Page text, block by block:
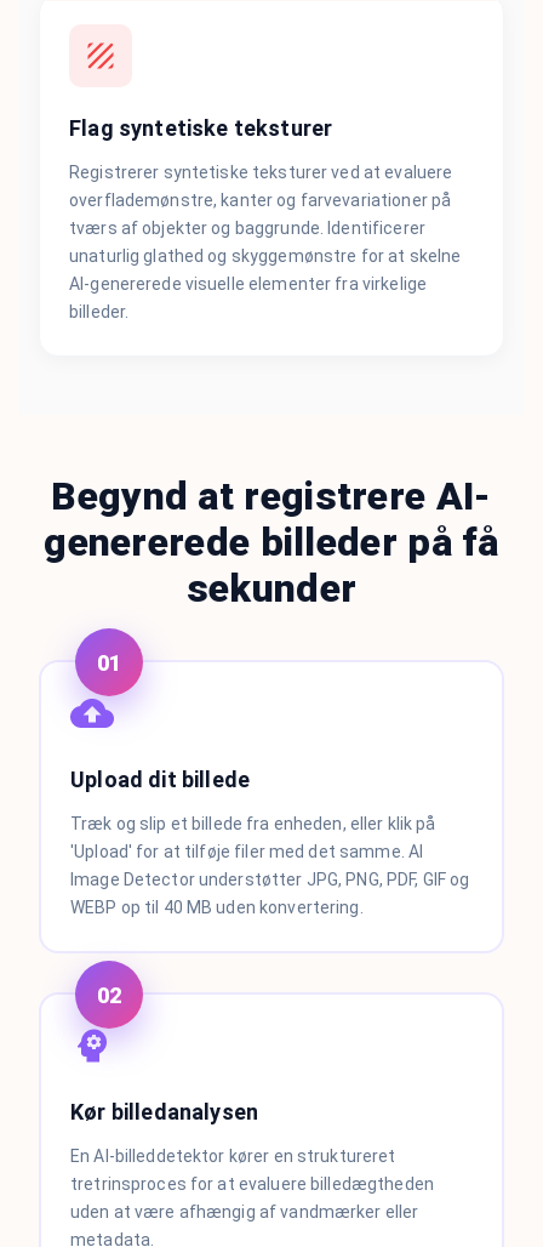
Flag syntetiske teksturer
Registrerer syntetiske teksturer ved at evaluere
overflademønstre, kanter og farvevariationer på
tværs af objekter og baggrunde. Identificerer
unaturlig glathed og skyggemønstre for at skelne
AI-genererede visuelle elementer fra virkelige
billeder.
Begynd at registrere AI-
genererede billeder på få
sekunder
01
Upload dit billede
Træk og slip et billede fra enheden, eller klik på
'Upload' for at tilføje filer med det samme. AI
Image Detector understøtter JPG, PNG, PDF, GIF og
WEBP op til 40 MB uden konvertering.
02
Kør billedanalysen
En AI-billeddetektor kører en struktureret
tretrinsproces for at evaluere billedægtheden
uden at være afhængig af vandmærker eller
metadata.